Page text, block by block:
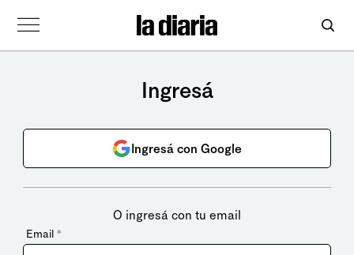
Ingresá
Ingresá con Google
O ingresá con tu email
Email *